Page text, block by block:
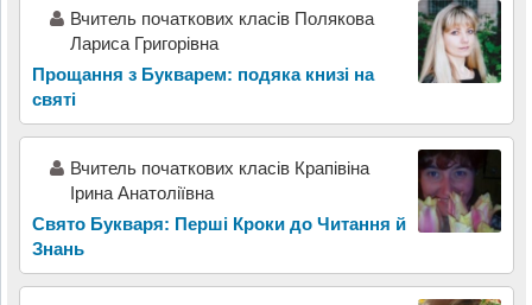
Вчитель початкових класів Полякова
Лариса Григорівна
Прощання з Букварем: подяка книзі на
святі
Вчитель початкових класів Крапівіна
Ірина Анатоліївна
Свято Букваря: Перші Кроки до Читання й
Знань